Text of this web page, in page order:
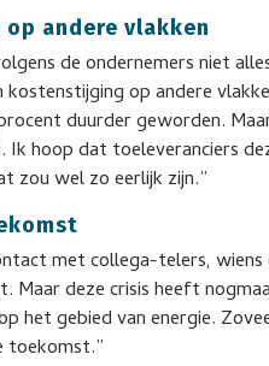
andere vlakken
de ondernemers niet
op andere
duurder geworden.
Ik hoop dat toeleveranciers
zou wel zo eerlijk zijn.”
met collega-telers,
Maar deze crisis heeft
het gebied van energie.
toekomst.”